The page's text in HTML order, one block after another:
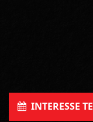
INTERESSE